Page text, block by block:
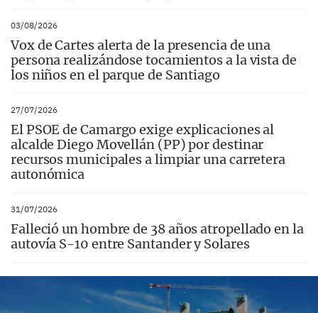
03/08/2026
Vox de Cartes alerta de la presencia de una
persona realizándose tocamientos a la vista de
los niños en el parque de Santiago
27/07/2026
El PSOE de Camargo exige explicaciones al
alcalde Diego Movellán (PP) por destinar
recursos municipales a limpiar una carretera
autonómica
31/07/2026
Falleció un hombre de 38 años atropellado en la
autovía S-10 entre Santander y Solares